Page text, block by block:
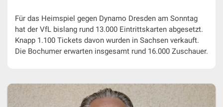
Für das Heimspiel gegen Dynamo Dresden am Sonntag
hat der VfL bislang rund 13.000 Eintrittskarten abgesetzt.
Knapp 1.100 Tickets davon wurden in Sachsen verkauft.
Die Bochumer erwarten insgesamt rund 16.000 Zuschauer.